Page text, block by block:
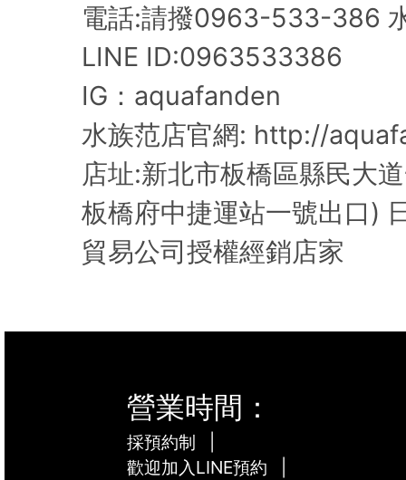
電話:請撥0963-533-386
LINE ID:0963533386
IG：aquafanden
水族范店官網: http://
店址:新北市板橋區縣民大
板橋府中捷運站一號出口)
貿易公司授權經銷店家
營業時間：
採預約制
歡迎加入LINE預約